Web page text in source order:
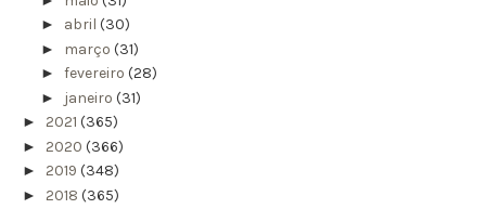
► abril (30)
► março (31)
► fevereiro (28)
► janeiro (31)
► 2021 (365)
► 2020 (366)
► 2019 (348)
► 2018 (365)